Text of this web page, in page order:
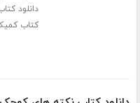
دانلود
کتاب